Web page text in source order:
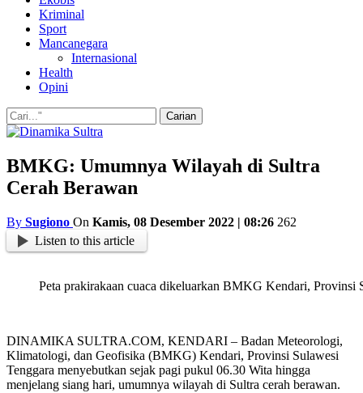
Kriminal
Sport
Mancanegara
Internasional
Health
Opini
BMKG: Umumnya Wilayah di Sultra
Cerah Berawan
By Sugiono On Kamis, 08 Desember 2022 | 08:26 262
Listen to this article
Peta prakirakaan cuaca dikeluarkan BMKG Kendari,
DINAMIKA SULTRA.COM, KENDARI – Badan Meteorologi,
Klimatologi, dan Geofisika (BMKG) Kendari, Provinsi Sulawesi
Tenggara menyebutkan sejak pagi pukul 06.30 Wita hingga
menjelang siang hari, umumnya wilayah di Sultra cerah berawan.